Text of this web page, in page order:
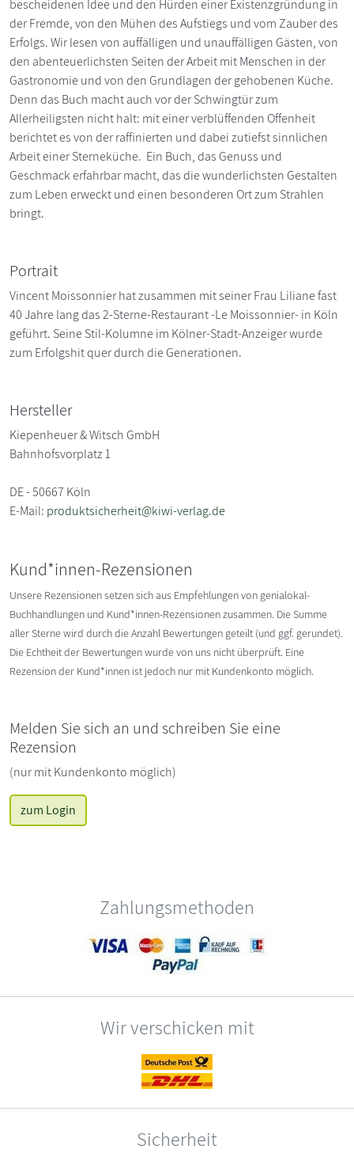
bescheidenen Idee und den Hürden einer Existenzgründung in
der Fremde, von den Mühen des Aufstiegs und vom Zauber des
Erfolgs. Wir lesen von auffälligen und unauffälligen Gästen, von
den abenteuerlichsten Seiten der Arbeit mit Menschen in der
Gastronomie und von den Grundlagen der gehobenen Küche.
Denn das Buch macht auch vor der Schwingtür zum
Allerheiligsten nicht halt: mit einer verblüffenden Offenheit
berichtet es von der raffinierten und dabei zutiefst sinnlichen
Arbeit einer Sterneküche. Ein Buch, das Genuss und
Geschmack erfahrbar macht, das die wunderlichsten Gestalten
zum Leben erweckt und einen besonderen Ort zum Strahlen
bringt.
Portrait
Vincent Moissonnier hat zusammen mit seiner Frau Liliane fast
40 Jahre lang das 2-Sterne-Restaurant -Le Moissonnier- in Köln
geführt. Seine Stil-Kolumne im Kölner-Stadt-Anzeiger wurde
zum Erfolgshit quer durch die Generationen.
Hersteller
Kiepenheuer & Witsch GmbH
Bahnhofsvorplatz 1
DE - 50667 Köln
E-Mail: produktsicherheit@kiwi-verlag.de
Kund*innen-Rezensionen
Unsere Rezensionen setzen sich aus Empfehlungen von genialokal-
Buchhandlungen und Kund*innen-Rezensionen zusammen. Die Summe
aller Sterne wird durch die Anzahl Bewertungen geteilt (und ggf. gerundet).
Die Echtheit der Bewertungen wurde von uns nicht überprüft. Eine
Rezension der Kund*innen ist jedoch nur mit Kundenkonto möglich.
Melden Sie sich an und schreiben Sie eine
Rezension
(nur mit Kundenkonto möglich)
zum Login
Zahlungsmethoden
Wir verschicken mit
Sicherheit